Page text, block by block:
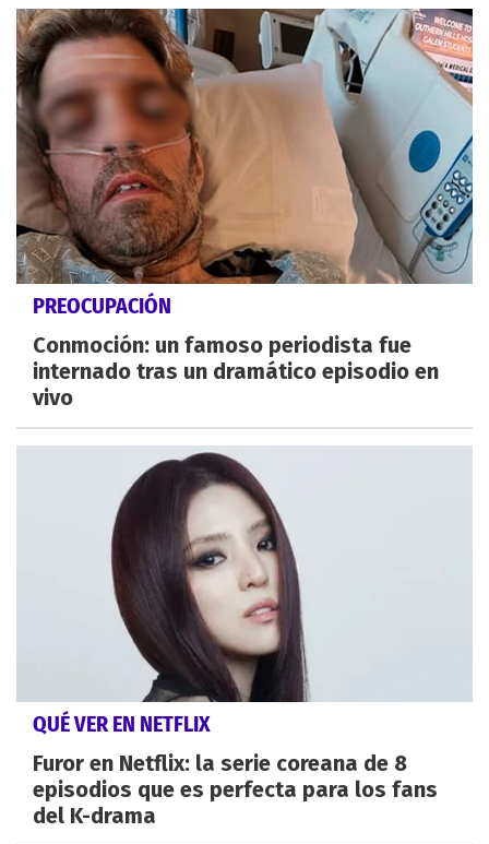
PREOCUPACIÓN
Conmoción: un famoso periodista fue
internado tras un dramático episodio en
vivo
QUÉ VER EN NETFLIX
Furor en Netflix: la serie coreana de 8
episodios que es perfecta para los fans
del K-drama